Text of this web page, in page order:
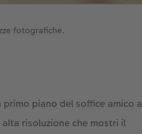
fotografiche.
piano del soffice amico a
risoluzione che mostri il